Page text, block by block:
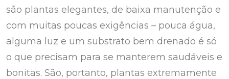
são plantas elegantes, de baixa manutenção e
com muitas poucas exigências – pouca água,
alguma luz e um substrato bem drenado é só
o que precisam para se manterem saudáveis e
bonitas. São, portanto, plantas extremamente